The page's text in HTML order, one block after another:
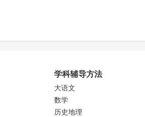
学科辅导方法
大语文
数学
历史地理